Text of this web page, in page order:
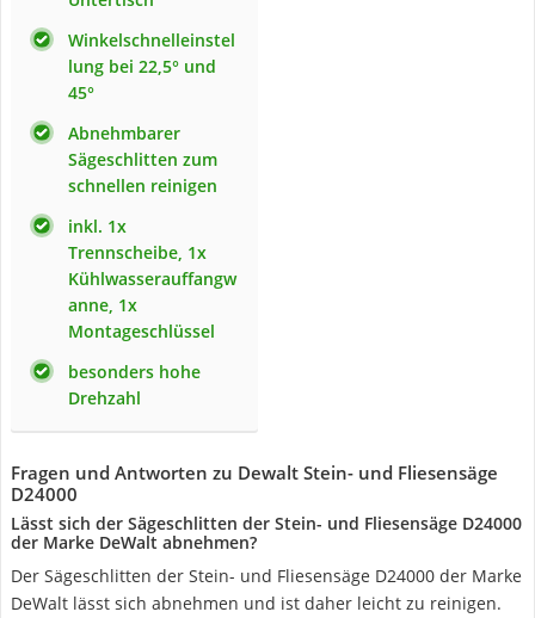
Winkelschnelleinstel
lung bei 22,5° und
45°
Abnehmbarer
Sägeschlitten zum
schnellen reinigen
inkl. 1x
Trennscheibe, 1x
Kühlwasserauffangw
anne, 1x
Montageschlüssel
besonders hohe
Drehzahl
Fragen und Antworten zu Dewalt Stein- und Fliesensäge
D24000
Lässt sich der Sägeschlitten der Stein- und Fliesensäge D24000
der Marke DeWalt abnehmen?
Der Sägeschlitten der Stein- und Fliesensäge D24000 der Marke
DeWalt lässt sich abnehmen und ist daher leicht zu reinigen.